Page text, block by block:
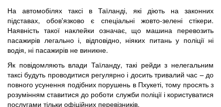
На автомобілях таксі в Таїланді, які діють на законних
підставах, обов'язково є спеціальні жовто-зелені стікери.
Наявність такої наклейки означає, що машина перевозить
пасажирів легально і, відповідно, ніяких питань у поліції ні
водія, ні пасажирів не виникне.
Як повідомляють влади Таїланду, такі рейди з нелегальним
таксі будуть проводитися регулярно і досить тривалий час – до
повного усунення подібних порушень в Пхукеті, тому просять з
розумінням ставитися до роботи служби поліції і користуватися
послугами тільки офіційних перевізників.